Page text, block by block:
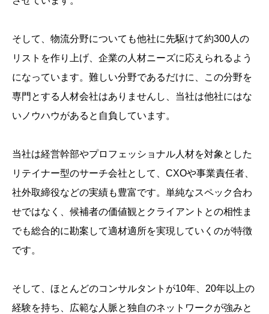
そして、物流分野についても他社に先駆けて約300人の
リストを作り上げ、企業の人材ニーズに応えられるよう
になっています。難しい分野であるだけに、この分野を
専門とする人材会社はありませんし、当社は他社にはな
いノウハウがあると自負しています。
当社は経営幹部やプロフェッショナル人材を対象とした
リテイナー型のサーチ会社として、CXOや事業責任者、
社外取締役などの実績も豊富です。単純なスペック合わ
せではなく、候補者の価値観とクライアントとの相性ま
でも総合的に勘案して適材適所を実現していくのが特徴
です。
そして、ほとんどのコンサルタントが10年、20年以上の
経験を持ち、広範な人脈と独自のネットワークが強みと